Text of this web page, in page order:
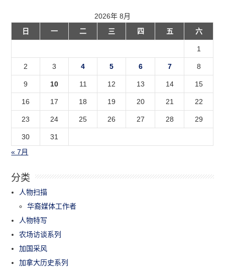
2026年 8月
日
一 二 三 四 五 六
1
2 3 4 5 6 7 8
9 10 11 12 13 14 15
16 17 18 19 20 21 22
23 24 25 26 27 28 29
30
31
« 7月
分类
人物扫描
华裔媒体工作者
人物特写
农场访谈系列
加国采风
加拿大历史系列